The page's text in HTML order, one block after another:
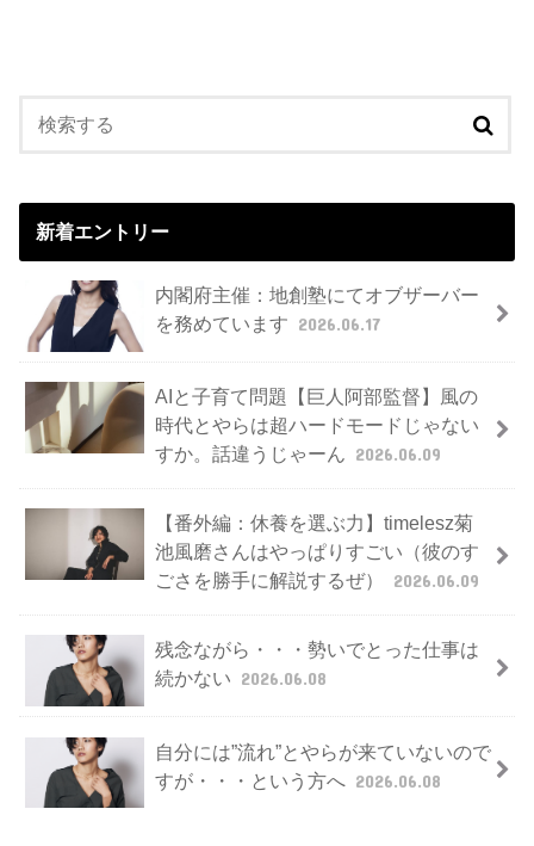
新着エントリー
内閣府主催：地創塾にてオブザーバー
を務めています 2026.06.17
AIと子育て問題【巨人阿部監督】風の
時代とやらは超ハードモードじゃない
すか。話違うじゃーん 2026.06.09
【番外編：休養を選ぶ力】timelesz菊
池風磨さんはやっぱりすごい（彼のす
ごさを勝手に解説するぜ）
2026.06.09
残念ながら・・・勢いでとった仕事は
続かない 2026.06.08
自分には”流れ”とやらが来ていないので
すが・・・という方へ 2026.06.08